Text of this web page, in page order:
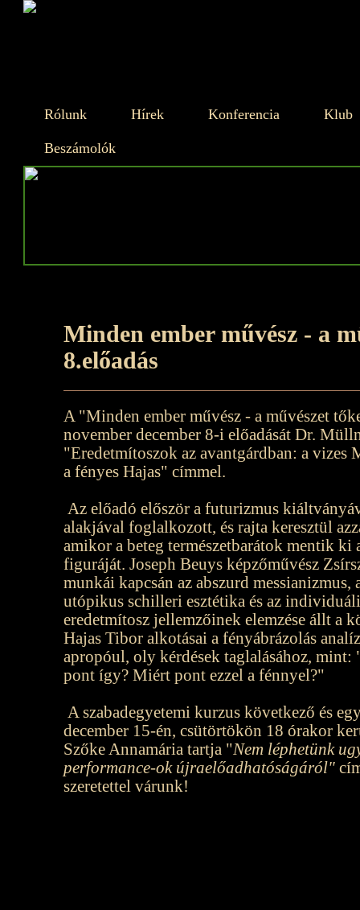
Rólunk Hírek Konferencia Klub
Beszámolók
Minden ember művész - a
8.előadás
A "Minden ember művész - a művészet
november december 8-i előadását Dr.
"Eredetmítoszok az avantgárdban: a vizes
a fényes Hajas" címmel.
Az előadó először a futurizmus
alakjával foglalkozott, és rajta keresztül
amikor a beteg természetbarátok mentik ki
figuráját. Joseph Beuys képzőművész
munkái kapcsán az abszurd messianizmus,
utópikus schilleri esztétika és az
eredetmítosz jellemzőinek elemzése állt a
Hajas Tibor alkotásai a fényábrázolás
apropóul, oly kérdések taglalásához,
pont így? Miért pont ezzel a fénnyel?"
A szabadegyetemi kurzus következő és
december 15-én, csütörtökön 18 órakor
Szőke Annamária tartja "Nem léphetünk
performance-ok újraelőadhatóságáról"
szeretettel várunk!